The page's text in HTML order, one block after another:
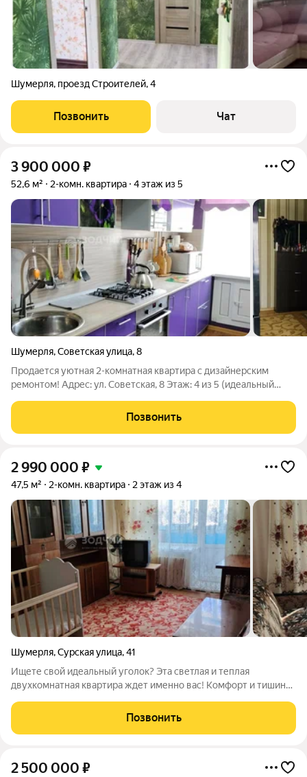
Шумерля, проезд Строителей,4
Позвонить Чат
3 900 000 ₽
52,6 м² 2-комн. квартира 4 этаж из 5
Шумерля,Советская улица,8
Продается уютная 2-комнатная квартира с дизайнерским
ремонтом! Адрес: ул. Советская, 8 Этаж: 4 из 5 (идеальный
каждая деталь продумана.
Позвонить
2 990 000 ₽
47,5 м² 2-комн. квартира 2 этаж из 4
Шумерля,Сурская улица,41
Ищете свой идеальный уголок? Эта светлая и теплая
двухкомнатная квартира ждет именно вас! Комфорт и тишина:
сохранения тепла зимой. Вы забудете о холоде и шуме
Позвонить
2 500 000 ₽